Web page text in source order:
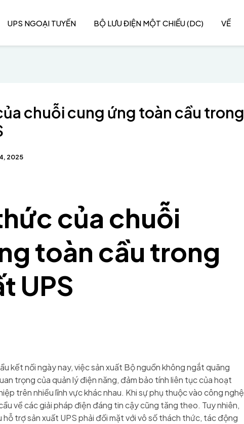
UPS NGOẠI TUYẾN BỘ LƯU ĐIỆN MỘT CHIỀU (DC) VỀ
chuỗi cung ứng toàn cầu trong
2025
của chuỗi
toàn cầu trong
UPS
kết nối ngày nay, việc sản xuất Bộ nguồn không ngắt quãng
trọng của quản lý điện năng, đảm bảo tính liên tục của hoạt
trên nhiều lĩnh vực khác nhau. Khi sự phụ thuộc vào công nghệ
về các giải pháp điện đáng tin cậy cũng tăng theo. Tuy nhiên,
trợ sản xuất UPS phải đối mặt với vô số thách thức, tác động